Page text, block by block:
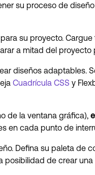
su proceso de
su proyecto.
a mitad del proyecto
diseños adaptables.
Cuadrícula CSS y
de la ventana gráfica),
en cada punto de
Defina su paleta de
de crear